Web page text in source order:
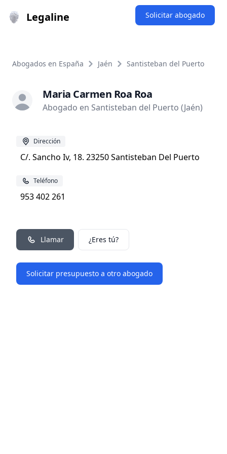
Legaline Solicitar abogado
Abogados en España Jaén Santisteban del Puerto
Maria Carmen Roa Roa
Abogado en Santisteban del Puerto (Jaén)
Dirección
C/. Sancho Iv, 18. 23250 Santisteban Del Puerto
Teléfono
953 402 261
Llamar ¿Eres tú?
Solicitar presupuesto a otro abogado